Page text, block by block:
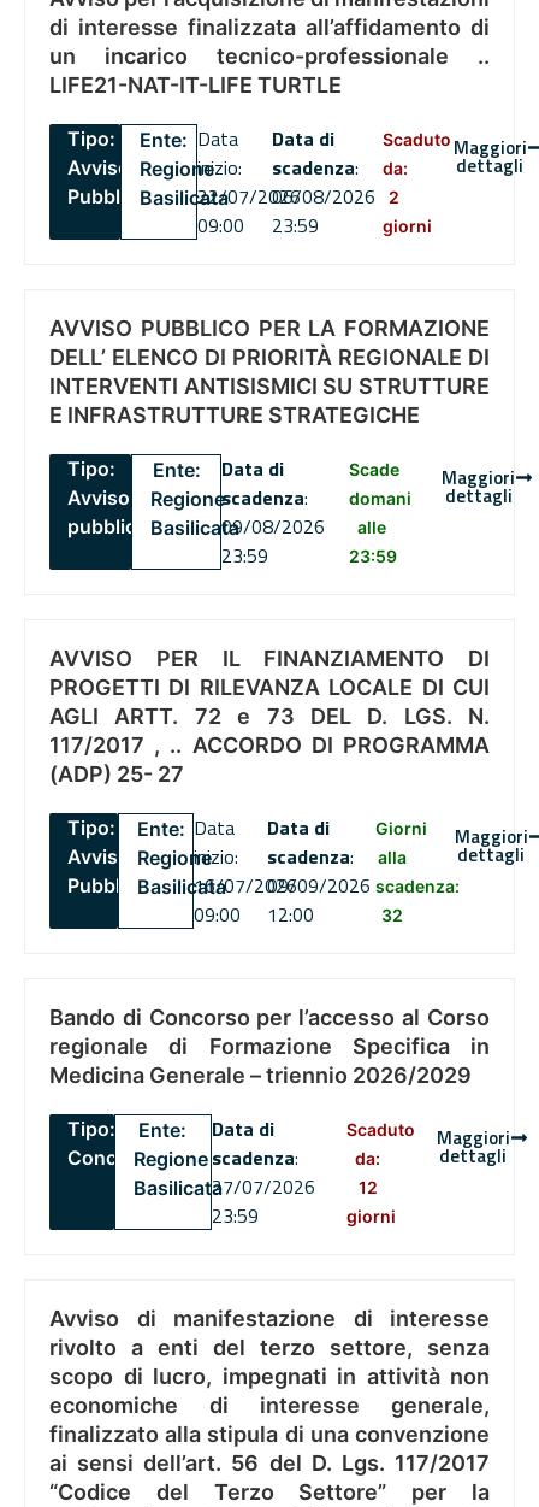
di interesse finalizzata all’affidamento di
un incarico tecnico-professionale ..
LIFE21-NAT-IT-LIFE TURTLE
Tipo:
Avviso
Pubblico
Ente:
Regione
Basilicata
Data
inizio:
22/07/2026
09:00
Data di
scadenza:
06/08/2026
23:59
Scaduto
da:
2
giorni
Maggiori
dettagli
AVVISO PUBBLICO PER LA FORMAZIONE
DELL’ ELENCO DI PRIORITÀ REGIONALE DI
INTERVENTI ANTISISMICI SU STRUTTURE
E INFRASTRUTTURE STRATEGICHE
Tipo:
Avviso
pubblico
Ente:
Regione
Basilicata
Data di
scadenza:
09/08/2026
23:59
Scade
domani
alle
23:59
Maggiori
dettagli
AVVISO PER IL FINANZIAMENTO DI
PROGETTI DI RILEVANZA LOCALE DI CUI
AGLI ARTT. 72 e 73 DEL D. LGS. N.
117/2017 , .. ACCORDO DI PROGRAMMA
(ADP) 25- 27
Tipo:
Avviso
Pubblico
Ente:
Regione
Basilicata
Data
inizio:
16/07/2026
09:00
Data di
scadenza:
09/09/2026
12:00
Giorni
alla
scadenza:
32
Maggiori
dettagli
Bando di Concorso per l’accesso al Corso
regionale di Formazione Specifica in
Medicina Generale – triennio 2026/2029
Tipo:
Concorsi
Ente:
Regione
Basilicata
Data di
scadenza:
27/07/2026
23:59
Scaduto
da:
12
giorni
Maggiori
dettagli
Avviso di manifestazione di interesse
rivolto a enti del terzo settore, senza
scopo di lucro, impegnati in attività non
economiche di interesse generale,
finalizzato alla stipula di una convenzione
ai sensi dell’art. 56 del D. Lgs. 117/2017
“Codice del Terzo Settore” per la